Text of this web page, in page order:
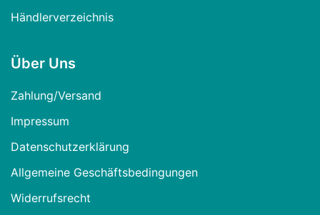
Händlerverzeichnis
Über Uns
Zahlung/Versand
Impressum
Datenschutzerklärung
Allgemeine Geschäftsbedingungen
Widerrufsrecht